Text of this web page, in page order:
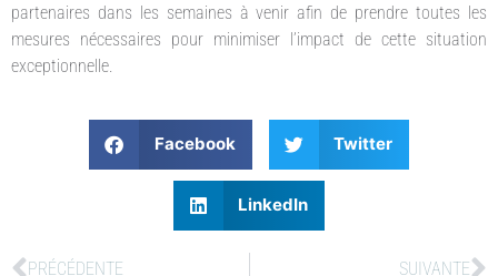
partenaires dans les semaines à venir afin de prendre toutes les
mesures nécessaires pour minimiser l’impact de cette situation
exceptionnelle.
Facebook Twitter
LinkedIn
PRÉCÉDENTE SUIVANTE